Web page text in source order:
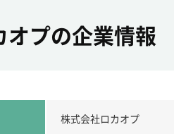
オプの企業情報
株式会社ロカオプ